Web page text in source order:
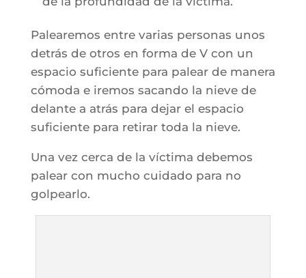
Palearemos entre varias personas unos
detrás de otros en forma de V con un
espacio suficiente para palear de manera
cómoda e iremos sacando la nieve de
delante a atrás para dejar el espacio
suficiente para retirar toda la nieve.
Una vez cerca de la víctima debemos
palear con mucho cuidado para no
golpearlo.